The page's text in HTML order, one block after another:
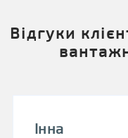
Відгуки
Інна